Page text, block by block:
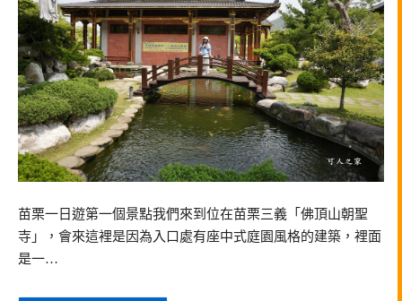
苗栗一日遊第一個景點我們來到位在苗栗三義「佛頂山朝聖
寺」，會來這裡是因為入口處有座中式庭園風格的建築，裡面
是一…